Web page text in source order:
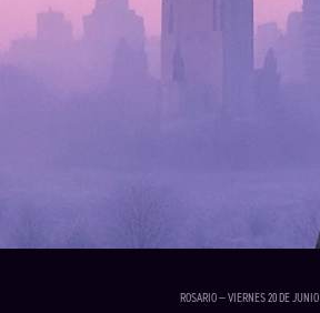
ROSARIO — VIERNES 20 DE JUNIO